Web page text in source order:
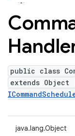
public class
extends Object
java.lang.Object